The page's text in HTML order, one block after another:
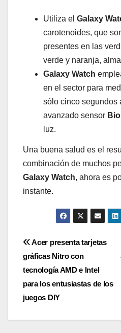
Utiliza el Galaxy
carotenoides, que
presentes en las
verde y naranja,
Galaxy Watch
en el sector para
sólo cinco segundos
avanzado sensor
luz.
Una buena salud es el
combinación de muchos
Galaxy Watch, ahora es
instante.
Navegación
de
entradas
Acer presenta tarjetas
gráficas Nitro con
tecnología AMD e Intel
para los entusiastas de los
juegos DIY